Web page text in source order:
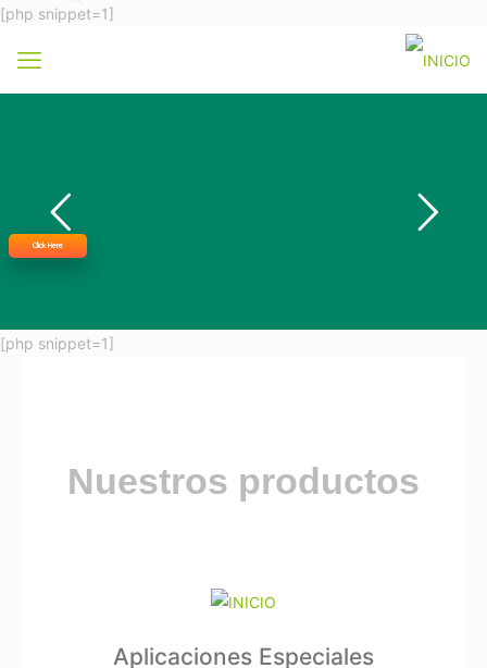
[php snippet=1]
Click Here
[php snippet=1]
Nuestros productos
Aplicaciones Especiales